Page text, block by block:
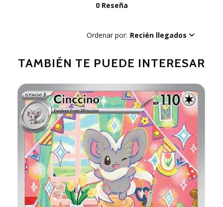
0 Reseña
Ordenar por: Recién llegados
TAMBIÉN TE PUEDE INTERESAR